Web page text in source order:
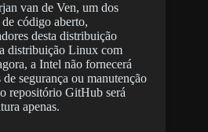
van de Ven, um dos
código aberto,
desta distribuição
distribuição Linux com
a Intel não fornecerá
segurança ou manutenção
repositório GitHub será
apenas.